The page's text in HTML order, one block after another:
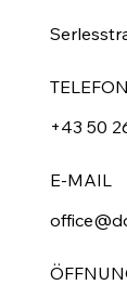
TELEFON
+43 50
E-MAIL